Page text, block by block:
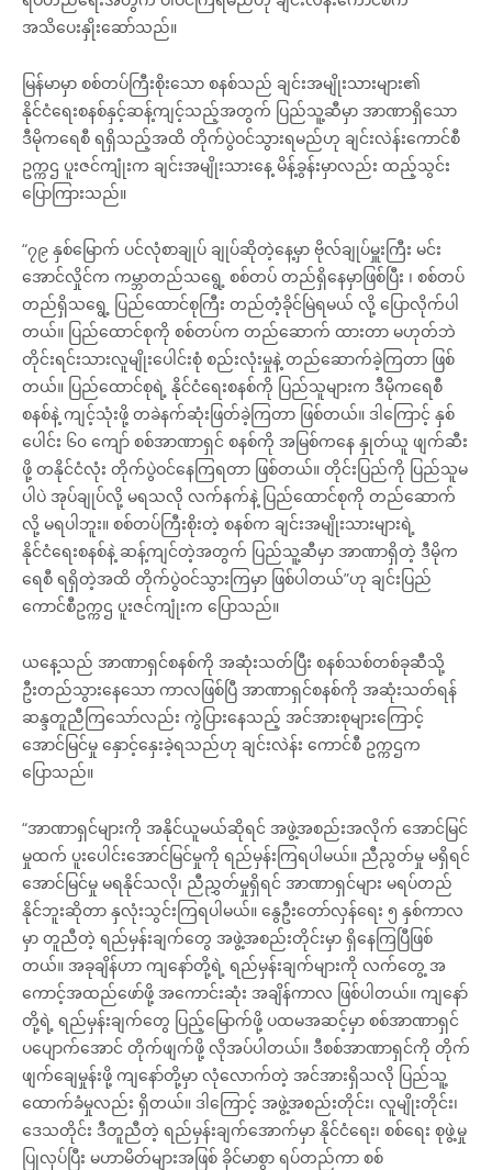
အသိပေးနှိုးဆော်သည်။
မြန်မာမှာ စစ်တပ်ကြီးစိုးသော စနစ်သည် ချင်းအမျိုးသားများ၏
နိုင်ငံရေးစနစ်နှင့်ဆန့်ကျင့်သည့်အတွက် ပြည်သူ့ဆီမှာ အာဏာရှိသော
ဒီမိုကရေစီ ရရှိသည့်အထိ တိုက်ပွဲဝင်သွားရမည်ဟု ချင်းလဲန်းကောင်စီ
ဥက္ကဌ ပူးဇင်ကျုံးက ချင်းအမျိုးသားနေ့ မိန့်ခွန်းမှာလည်း ထည့်သွင်း
ပြောကြားသည်။
“၇၉ နှစ်မြောက် ပင်လုံစာချုပ် ချုပ်ဆိုတဲ့နေ့မှာ ဗိုလ်ချုပ်မှူးကြီး မင်း
အောင်လှိုင်က ကမ္ဘာတည်သရွေ့ စစ်တပ် တည်ရှိနေမှာဖြစ်ပြီး ၊ စစ်တပ်
တည်ရှိသရွေ့ ပြည်ထောင်စုကြီး တည်တံ့ခိုင်မြဲရမယ် လို့ ပြောလိုက်ပါ
တယ်။ ပြည်ထောင်စုကို စစ်တပ်က တည်ဆောက် ထားတာ မဟုတ်ဘဲ
တိုင်းရင်းသားလူမျိုးပေါင်းစုံ စည်းလုံးမှုနဲ့ တည်ဆောက်ခဲ့ကြတာ ဖြစ်
တယ်။ ပြည်ထောင်စုရဲ့ နိုင်ငံရေးစနစ်ကို ပြည်သူများက ဒီမိုကရေစီ
စနစ်နဲ့ ကျင့်သုံးဖို့ တခဲနက်ဆုံးဖြတ်ခဲ့ကြတာ ဖြစ်တယ်။ ဒါကြောင့် နှစ်
ပေါင်း ၆၀ ကျော် စစ်အာဏာရှင် စနစ်ကို အမြစ်ကနေ နှုတ်ယူ ဖျက်ဆီး
ဖို့ တနိုင်ငံလုံး တိုက်ပွဲဝင်နေကြရတာ ဖြစ်တယ်။ တိုင်းပြည်ကို ပြည်သူမ
ပါပဲ အုပ်ချုပ်လို့ မရသလို လက်နက်နဲ့ ပြည်ထောင်စုကို တည်ဆောက်
လို့ မရပါဘူး။ စစ်တပ်ကြီးစိုးတဲ့ စနစ်က ချင်းအမျိုးသားများရဲ့
နိုင်ငံရေးစနစ်နဲ့ ဆန့်ကျင်တဲ့အတွက် ပြည်သူ့ဆီမှာ အာဏာရှိတဲ့ ဒီမိုက
ရေစီ ရရှိတဲ့အထိ တိုက်ပွဲဝင်သွားကြမှာ ဖြစ်ပါတယ်”ဟု ချင်းပြည်
ကောင်စီဥက္ကဌ ပူးဇင်ကျုံးက ပြောသည်။
ယနေ့သည် အာဏာရှင်စနစ်ကို အဆုံးသတ်ပြီး စနစ်သစ်တစ်ခုဆီသို့
ဦးတည်သွားနေသော ကာလဖြစ်ပြီ အာဏာရှင်စနစ်ကို အဆုံးသတ်ရန်
ဆန္ဒတူညီကြသော်လည်း ကွဲပြားနေသည့် အင်အားစုများကြောင့်
အောင်မြင်မှု နှောင့်နှေးခဲ့ရသည်ဟု ချင်းလဲန်း ကောင်စီ ဥက္ကဌက
ပြောသည်။
“အာဏာရှင်များကို အနိုင်ယူမယ်ဆိုရင် အဖွဲ့အစည်းအလိုက် အောင်မြင်
မှုထက် ပူးပေါင်းအောင်မြင်မှုကို ရည်မှန်းကြရပါမယ်။ ညီညွတ်မှု မရှိရင်
အောင်မြင်မှု မရနိုင်သလို၊ ညီညွှတ်မှုရှိရင် အာဏာရှင်များ မရပ်တည်
နိုင်ဘူးဆိုတာ နှလုံးသွင်းကြရပါမယ်။ နွေဦးတော်လှန်ရေး ၅ နှစ်ကာလ
မှာ တူညီတဲ့ ရည်မှန်းချက်တွေ အဖွဲ့အစည်းတိုင်းမှာ ရှိနေကြပြီဖြစ်
တယ်။ အခုချိန်ဟာ ကျနော်တို့ရဲ့ ရည်မှန်းချက်များကို လက်တွေ့ အ
ကောင့်အထည်ဖော်ဖို့ အကောင်းဆုံး အချိန်ကာလ ဖြစ်ပါတယ်။ ကျနော်
တို့ရဲ့ ရည်မှန်းချက်တွေ ပြည့်မြောက်ဖို့ ပထမအဆင့်မှာ စစ်အာဏာရှင်
ပပျောက်အောင် တိုက်ဖျက်ဖို့ လိုအပ်ပါတယ်။ ဒီစစ်အာဏာရှင်ကို တိုက်
ဖျက်ချေမှုန်းဖို့ ကျနော်တို့မှာ လုံလောက်တဲ့ အင်အားရှိသလို ပြည်သူ့
ထောက်ခံမှုလည်း ရှိတယ်။ ဒါကြောင့် အဖွဲ့အစည်းတိုင်း၊ လူမျိုးတိုင်း၊
ဒေသတိုင်း ဒီတူညီတဲ့ ရည်မှန်းချက်အောက်မှာ နိုင်ငံရေး၊ စစ်ရေး စုဖွဲ့မှု
ပြုလုပ်ပြီး မဟာမိတ်များအဖြစ် ခိုင်မာစွာ ရပ်တည်ကာ စစ်